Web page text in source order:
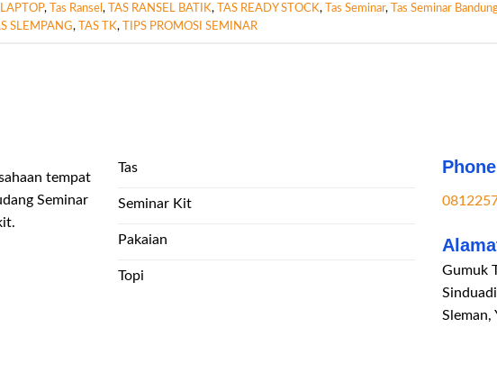
LAPTOP, Tas Ransel , TAS RANSEL BATIK, TAS READY STOCK, Tas Seminar, Tas Seminar
SLEMPANG, TAS TK, TIPS PROMOSI SEMINAR
tempat
Seminar
Tas
Seminar Kit
Pakaian
Topi
Phone
Gumuk
Sleman,